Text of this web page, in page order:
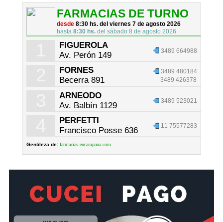
FARMACIAS DE TURNO
desde8:30 hs. del viernes 7 de agosto 2026
hasta8:30 hs. del sábado 8 de agosto 2026
FIGUEROLA
Av. Perón 149
3489 664988
FORNES
Becerra 891
3489 480184
3489 426378
ARNEODO
Av. Balbín 1129
3489 523021
PERFETTI
Francisco Posse 636
11 75577283
Gentileza de: farmacias.encampana.com